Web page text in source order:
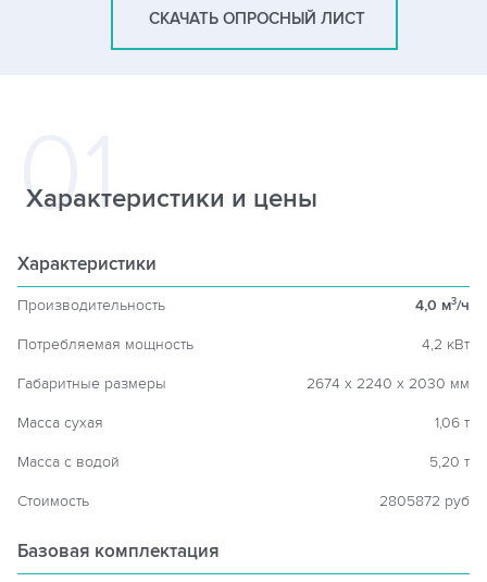
СКАЧАТЬ ОПРОСНЫЙ ЛИСТ
Характеристики и цены
Характеристики
Производительность 4,0 м3/ч
Потребляемая мощность 4,2 кВт
Габаритные размеры 2674 х 2240 х 2030 мм
Масса сухая 1,06 т
Масса с водой 5,20 т
Стоимость 2805872 руб
Базовая комплектация